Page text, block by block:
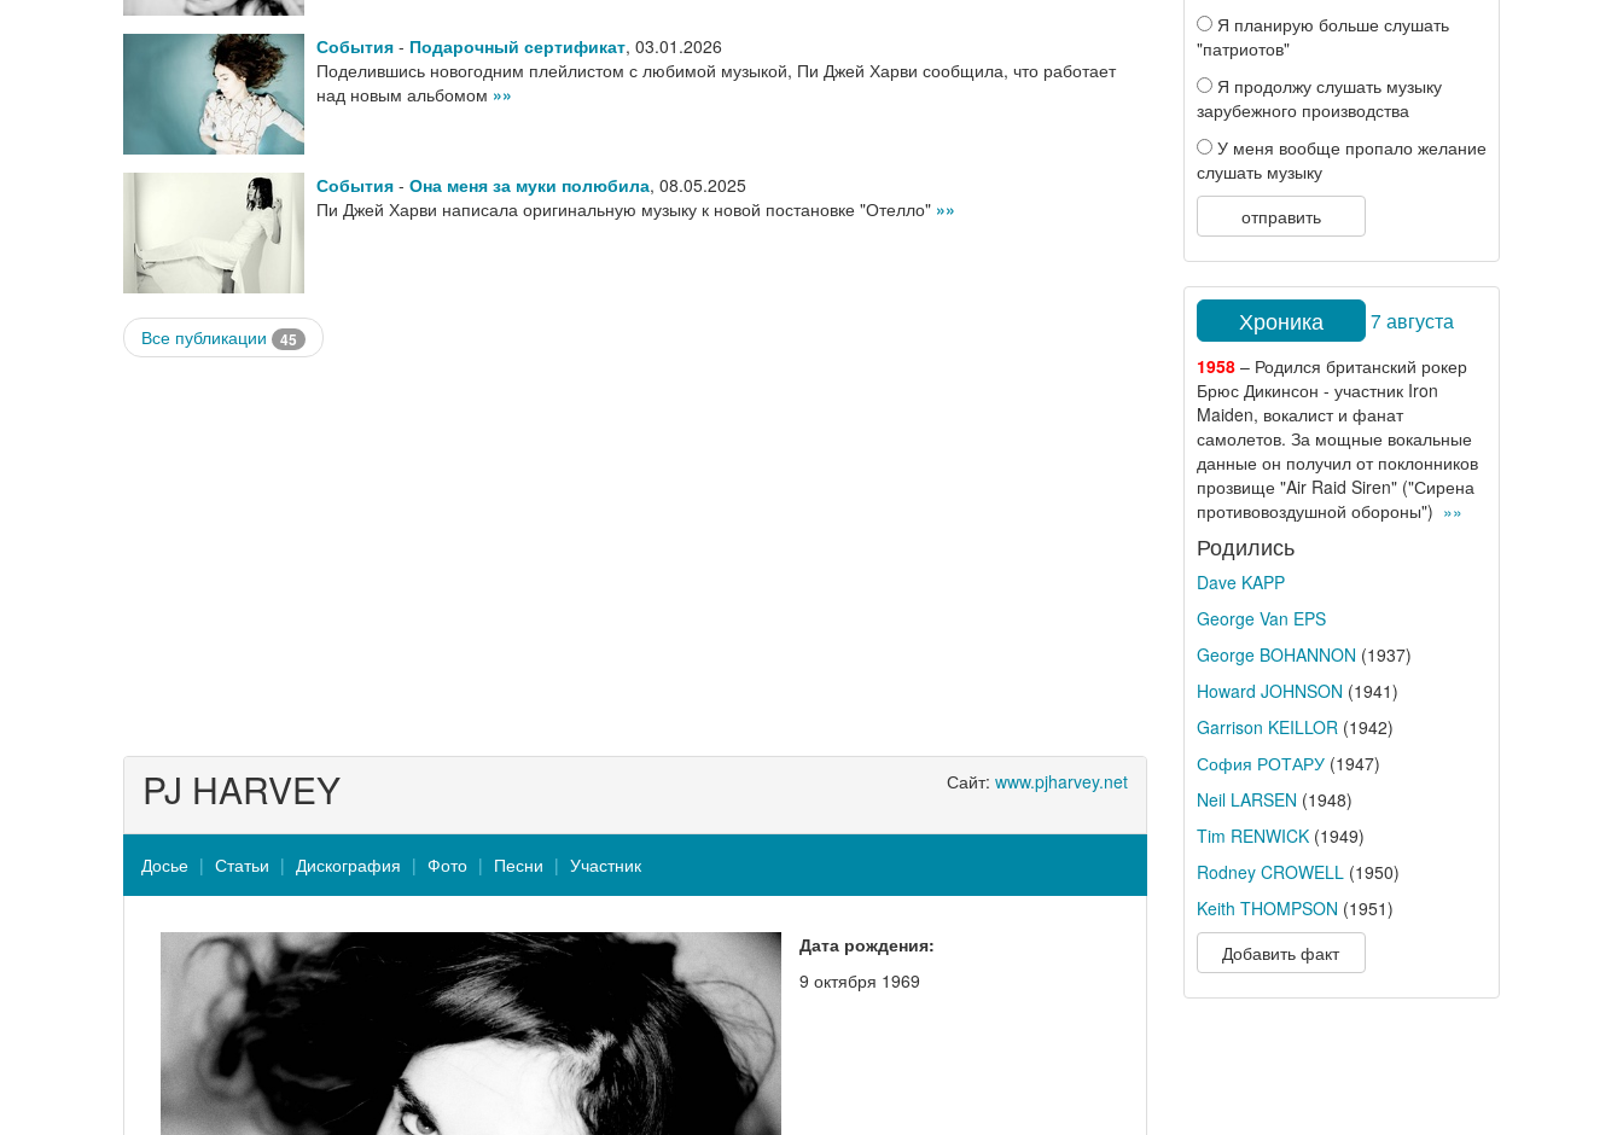
События - Подарочный сертификат, 03.01.2026
Поделившись новогодним плейлистом с любимой музыкой, Пи Джей Харви сообщила, что работает
над новым альбомом »»
События - Она меня за муки полюбила, 08.05.2025
Пи Джей Харви написала оригинальную музыку к новой постановке "Отелло" »»
Все публикации 45
Сайт: www.pjharvey.net
PJ HARVEY
Досье Статьи Дискография Фото Песни Участник
Дата рождения:
9 октября 1969
Я планирую больше слушать
"патриотов"
Я продолжу слушать музыку
зарубежного производства
У меня вообще пропало желание
слушать музыку
отправить
Хроника 7 августа
1958– Родился британский рокер
Брюс Дикинсон - участник Iron
Maiden, вокалист и фанат
самолетов. За мощные вокальные
данные он получил от поклонников
прозвище "Air Raid Siren" ("Сирена
противовоздушной обороны") »»
Родились
Dave KAPP
George Van EPS
George BOHANNON (1937)
Howard JOHNSON (1941)
Garrison KEILLOR(1942)
София РОТАРУ(1947)
Neil LARSEN (1948)
Tim RENWICK(1949)
Rodney CROWELL(1950)
Keith THOMPSON (1951)
Добавить факт